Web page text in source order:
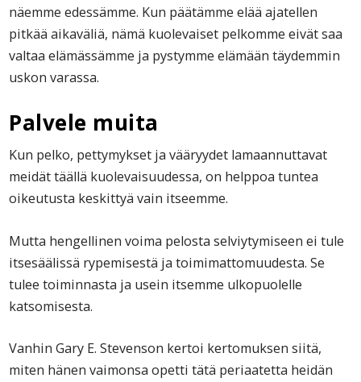
näemme edessämme. Kun päätämme elää ajatellen
pitkää aikaväliä, nämä kuolevaiset pelkomme eivät saa
valtaa elämässämme ja pystymme elämään täydemmin
uskon varassa.
Palvele muita
Kun pelko, pettymykset ja vääryydet lamaannuttavat
meidät täällä kuolevaisuudessa, on helppoa tuntea
oikeutusta keskittyä vain itseemme.
Mutta hengellinen voima pelosta selviytymiseen ei tule
itsesäälissä rypemisestä ja toimimattomuudesta. Se
tulee toiminnasta ja usein itsemme ulkopuolelle
katsomisesta.
Vanhin Gary E. Stevenson kertoi kertomuksen siitä,
miten hänen vaimonsa opetti tätä periaatetta heidän